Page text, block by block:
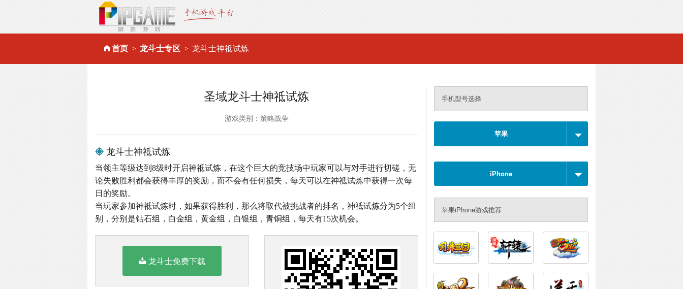
首页 龙斗士专区 龙斗士神祗试炼
圣域龙斗士神祗试炼
游戏类别：策略战争
龙斗士神祗试炼
当领主等级达到8级时开启神祗试炼，在这个巨大的竞技场中玩家可以与对手进行切磋，无
论失败胜利都会获得丰厚的奖励，而不会有任何损失，每天可以在神祗试炼中获得一次每
日的奖励。
当玩家参加神祗试炼时，如果获得胜利，那么将取代被挑战者的排名，神祗试炼分为5个组
别，分别是钻石组，白金组，黄金组，白银组，青铜组，每天有15次机会。
龙斗士免费下载
手机型号选择
苹果
iPhone
苹果iPhone游戏推荐